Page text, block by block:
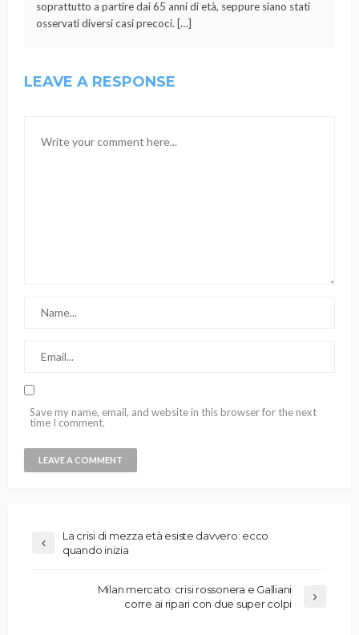
soprattutto a partire dai 65 anni di età, seppure siano stati
osservati diversi casi precoci. […]
LEAVE A RESPONSE
Save my name, email, and website in this browser for the next
time I comment.
La crisi di mezza età esiste davvero: ecco
quando inizia
Milan mercato: crisi rossonera e Galliani
corre ai ripari con due super colpi